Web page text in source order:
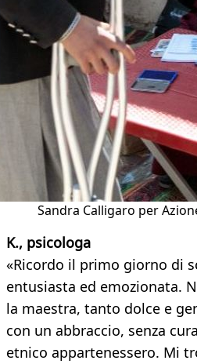
Sandra Calligaro per
K., psicologa
«Ricordo il primo giorno di
entusiasta ed emozionata.
la maestra, tanto dolce e
con un abbraccio, senza
etnico appartenessero. Mi